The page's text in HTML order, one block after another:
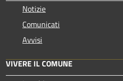
Notizie
Comunicati
Avvisi
VIVERE IL COMUNE